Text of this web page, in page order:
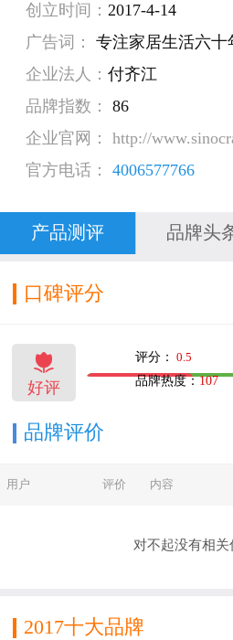
——齐齐哈尔，占地面积15.2
6亿元人民币。生产基地拥有
自动生产线，使用专业化木
套德国原装进口生产线，装
是国内木门行业内的顶尖生
的数控装备确保了产品生产
在索菲亚家居广州总部设立
为一体的终端市场服务体系
决方案。 华鹤木门，是索菲
旗下针对家居消费市场中高
牌。凭借60余年丰富实木家
实力赢得了市场和消费者的
升华鹤木门产品设计实力，
而形成了华鹤木门独具特色
创立时间： 2017-4-14
广告词： 专注家居生活六十
企业法人： 付齐江
品牌指数： 86
企业官网： http://
官方电话： 4006577766
产品测评 品牌头
口碑评分

好评
评分： 0.5
品牌热度：107
品牌评价
用户 评价 内容
对不起没有相关
2017十大品牌